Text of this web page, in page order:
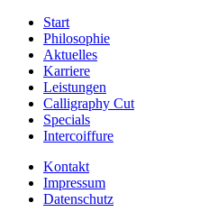
Start
Philosophie
Aktuelles
Karriere
Leistungen
Calligraphy Cut
Specials
Intercoiffure
Kontakt
Impressum
Datenschutz